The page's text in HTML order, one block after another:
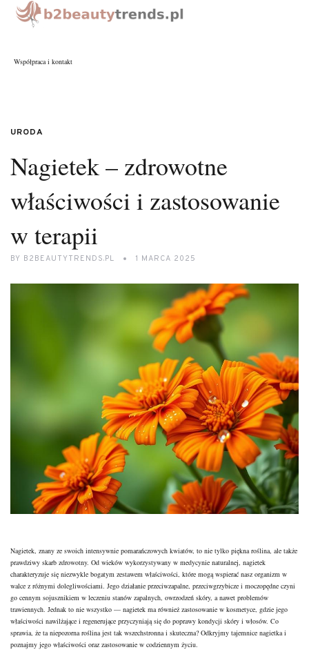
Współpraca i kontakt
URODA
Nagietek – zdrowotne
właściwości i zastosowanie
w terapii
BY B2BEAUTYTRENDS.PL 1 MARCA 2025
Nagietek, znany ze swoich intensywnie pomarańczowych kwiatów, to nie tylko piękna roślina, ale także
prawdziwy skarb zdrowotny. Od wieków wykorzystywany w medycynie naturalnej, nagietek
charakteryzuje się niezwykle bogatym zestawem właściwości, które mogą wspierać nasz organizm w
walce z różnymi dolegliwościami. Jego działanie przeciwzapalne, przeciwgrzybicze i moczopędne czyni
go cennym sojusznikiem w leczeniu stanów zapalnych, owrzodzeń skóry, a nawet problemów
trawiennych. Jednak to nie wszystko — nagietek ma również zastosowanie w kosmetyce, gdzie jego
właściwości nawilżające i regenerujące przyczyniają się do poprawy kondycji skóry i włosów. Co
sprawia, że ta niepozorna roślina jest tak wszechstronna i skuteczna? Odkryjmy tajemnice nagietka i
poznajmy jego właściwości oraz zastosowanie w codziennym życiu.